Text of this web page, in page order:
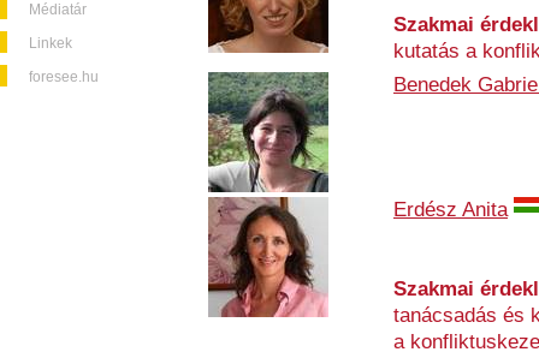
Médiatár
Linkek
foresee.hu
Szakmai
kutatás a
Benedek
Erdész Anita
Szakmai
tanácsadás és
a